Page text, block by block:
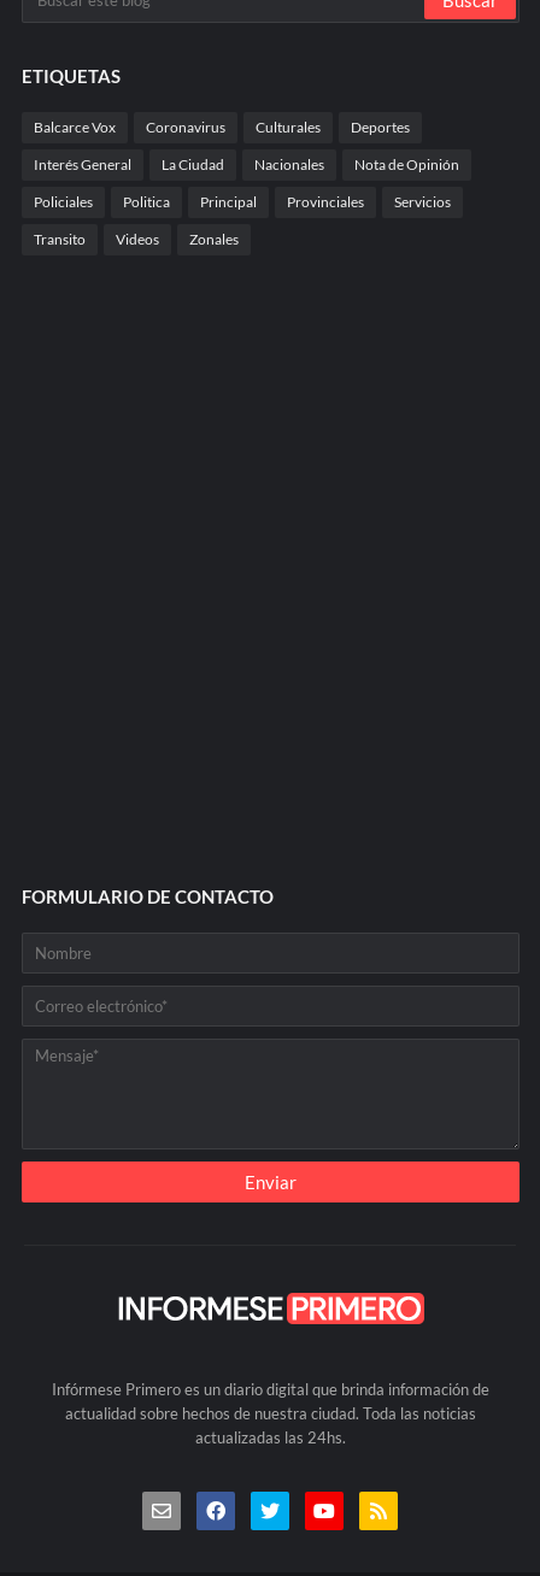
ETIQUETAS
Balcarce Vox Coronavirus Culturales Deportes
Interés General La Ciudad Nacionales Nota de Opinión
Policiales Politica Principal Provinciales Servicios
Transito Videos Zonales
FORMULARIO DE CONTACTO
Infórmese Primero es un diario digital que brinda información de
actualidad sobre hechos de nuestra ciudad. Toda las noticias
actualizadas las 24hs.